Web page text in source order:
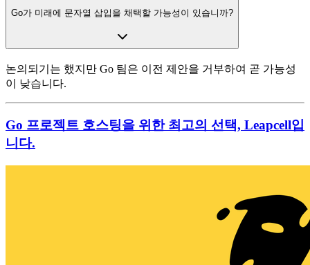
Go가 미래에 문자열 삽입을 채택할 가능성이 있습니까?
논의되기는 했지만 Go 팀은 이전 제안을 거부하여 곧 가능성
이 낮습니다.
Go 프로젝트 호스팅을 위한 최고의 선택, Leapcell입
니다.